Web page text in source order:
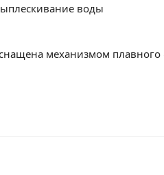
воды
механизмом плавного